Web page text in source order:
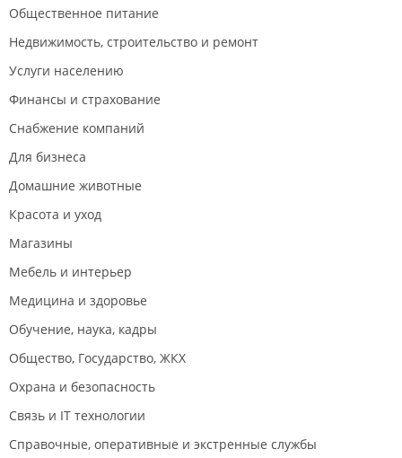
Общественное питание
Недвижимость, строительство и ремонт
Услуги населению
Финансы и страхование
Снабжение компаний
Для бизнеса
Домашние животные
Красота и уход
Магазины
Мебель и интерьер
Медицина и здоровье
Обучение, наука, кадры
Общество, Государство, ЖКХ
Охрана и безопасность
Связь и IT технологии
Справочные, оперативные и экстренные службы